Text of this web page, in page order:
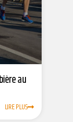
au
LIRE PLUS